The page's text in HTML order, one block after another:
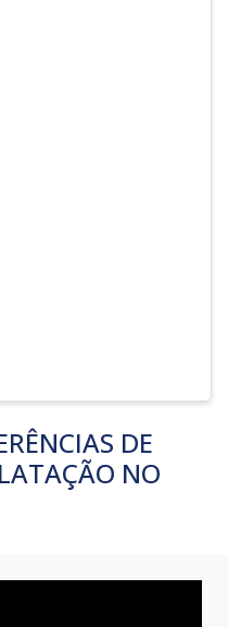
DE
NO